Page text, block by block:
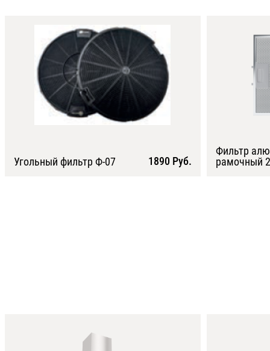
Угольный фильтр Ф-07 1890 Руб.
Фильтр
рамочный